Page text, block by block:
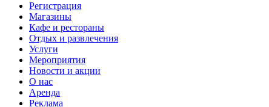
Регистрация
Магазины
Кафе и рестораны
Отдых и развлечения
Услуги
Мероприятия
Новости и акции
О нас
Аренда
Реклама